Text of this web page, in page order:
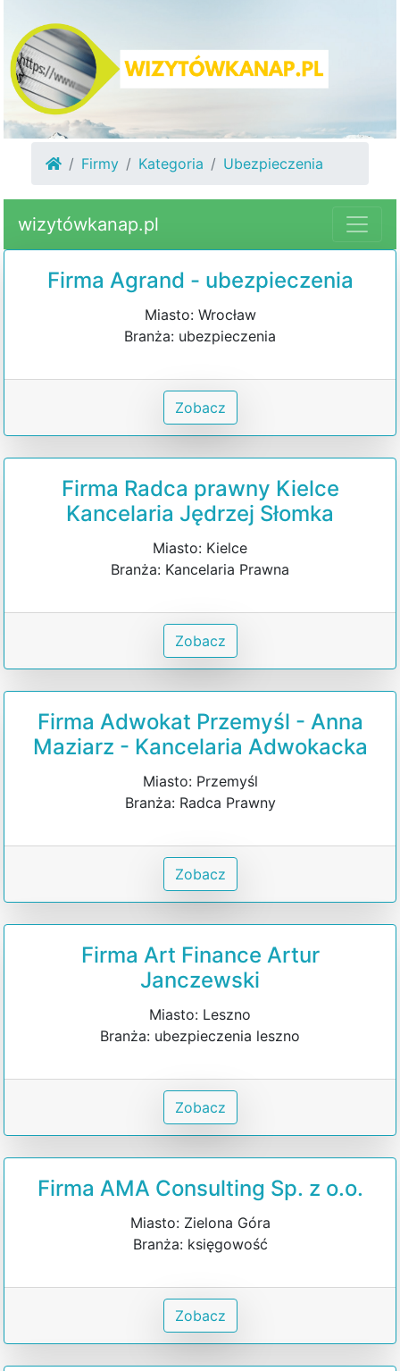
Firmy Kategoria Ubezpieczenia
wizytówkanap.pl
Firma Agrand - ubezpieczenia
Miasto: Wrocław
Branża: ubezpieczenia
Zobacz
Firma Radca prawny Kielce
Kancelaria Jędrzej Słomka
Miasto: Kielce
Branża: Kancelaria Prawna
Zobacz
Firma Adwokat Przemyśl - Anna
Maziarz - Kancelaria Adwokacka
Miasto: Przemyśl
Branża: Radca Prawny
Zobacz
Firma Art Finance Artur
Janczewski
Miasto: Leszno
Branża: ubezpieczenia leszno
Zobacz
Firma AMA Consulting Sp. z o.o.
Miasto: Zielona Góra
Branża: księgowość
Zobacz